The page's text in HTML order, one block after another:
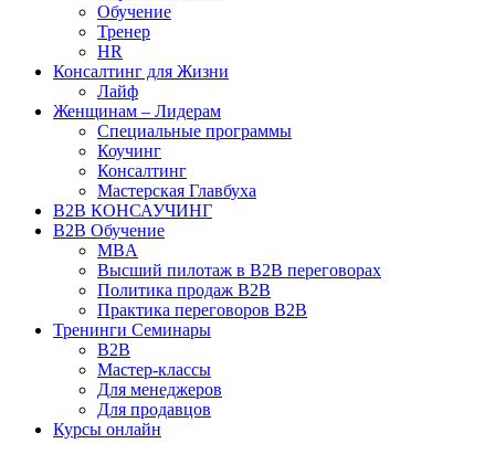
Обучение
Тренер
HR
Консалтинг для Жизни
Лайф
Женщинам – Лидерам
Специальные программы
Коучинг
Консалтинг
Мастерская Главбуха
B2B КОНСАУЧИНГ
B2B Обучение
MBA
Высший пилотаж в B2B переговорах
Политика продаж B2B
Практика переговоров B2B
Тренинги Семинары
B2B
Мастер-классы
Для менеджеров
Для продавцов
Курсы онлайн